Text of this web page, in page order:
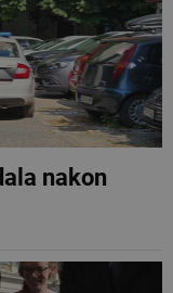
nakon